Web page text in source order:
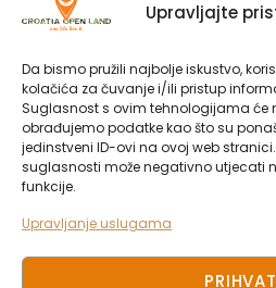
Upravljajte
Da bismo pružili najbolje iskustvo,
kolačića za čuvanje i/ili pristup
Suglasnost s ovim tehnologijama
obrađujemo podatke kao što su
jedinstveni ID-ovi na ovoj web
suglasnosti može negativno utjecati
funkcije.
Upravljanje uslugama
Politika
SLAŽEM